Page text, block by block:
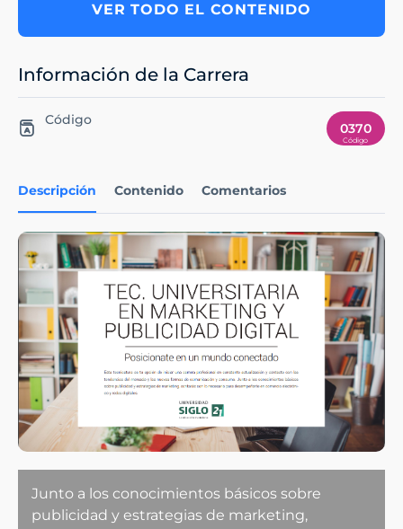
Descripción Contenido Comentarios
Junto a los conocimientos básicos sobre
publicidad y estrategias de marketing,
VER TODO EL CONTENIDO
Información de la Carrera
Código
0370